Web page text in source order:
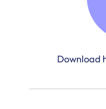
Download